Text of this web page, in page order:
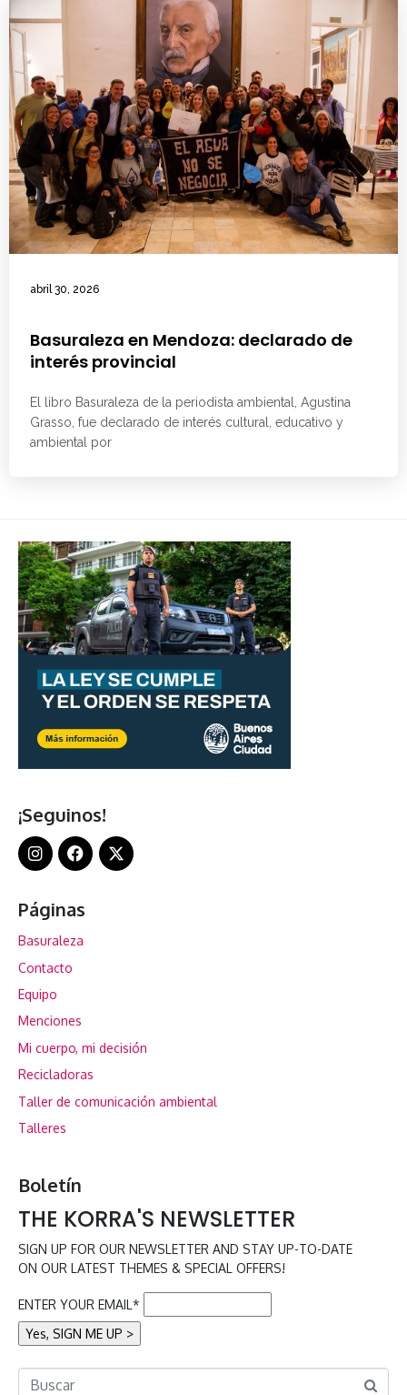
abril 30, 2026
Basuraleza en Mendoza: declarado de
interés provincial
El libro Basuraleza de la periodista ambiental, Agustina
Grasso, fue declarado de interés cultural, educativo y
ambiental por
¡Seguinos!
Páginas
Basuraleza
Contacto
Equipo
Menciones
Mi cuerpo, mi decisión
Recicladoras
Taller de comunicación ambiental
Talleres
Boletín
THE KORRA'S NEWSLETTER
SIGN UP FOR OUR NEWSLETTER AND STAY UP-TO-DATE
ON OUR LATEST THEMES & SPECIAL OFFERS!
ENTER YOUR EMAIL*